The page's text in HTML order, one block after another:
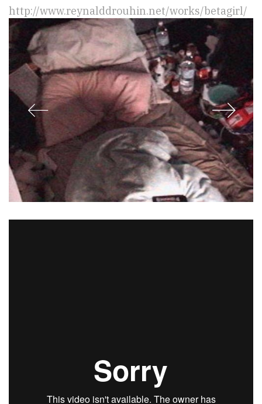
http://www.reynalddrouhin.net/works/betagirl/